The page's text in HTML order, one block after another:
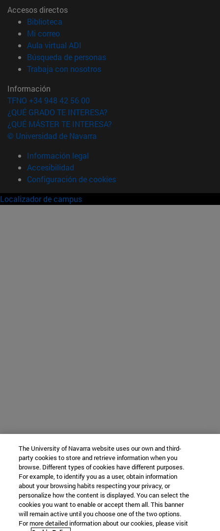
Accesos directos
Biblioteca
Mi correo(abre en nueva ventana)
Aula virtual ADI
Búsqueda de personas(abre en nueva ventana)
Trabaja con nosotros(abre en nueva ventana)
Información
TFNO +34 948 42 56 00
¿QUÉ GRADO TE INTERESA?
¿QUÉ MÁSTER TE INTERESA?
© Universidad de Navarra
Información legal
Accesibilidad
Configuración de cookies
Localizador de campus
The University of Navarra website uses our own and third-
party cookies to store and retrieve information when you
browse. Different types of cookies have different purposes.
For example, to identify you as a user, obtain information
about your browsing habits respecting your privacy, or
personalize how the content is displayed. You can select the
cookies you want to enable or accept them all. This banner
will remain active until you choose one of the two options.
For more detailed information about our cookies, please visit